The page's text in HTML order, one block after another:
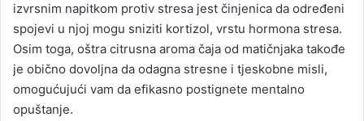
izvrsnim napitkom protiv stresa jest činjenica da određeni
spojevi u njoj mogu sniziti kortizol, vrstu hormona stresa.
Osim toga, oštra citrusna aroma čaja od matičnjaka takođe
je obično dovoljna da odagna stresne i tjeskobne misli,
omogućujući vam da efikasno postignete mentalno
opuštanje.